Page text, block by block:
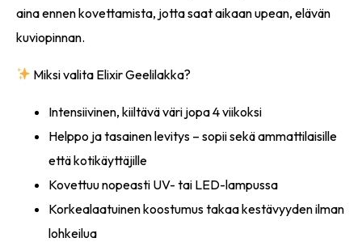
aina ennen kovettamista, jotta saat aikaan upean, elävän
kuviopinnan.
Miksi valita Elixir Geelilakka?
Intensiivinen, kiiltävä väri jopa 4 viikoksi
Helppo ja tasainen levitys – sopii sekä ammattilaisille
että kotikäyttäjille
Kovettuu nopeasti UV- tai LED-lampussa
Korkealaatuinen koostumus takaa kestävyyden ilman
lohkeilua